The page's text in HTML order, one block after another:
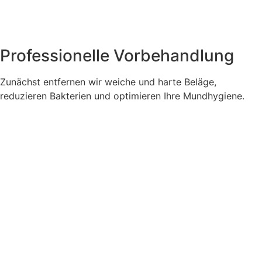
Professionelle Vorbehandlung
Zunächst entfernen wir weiche und harte Beläge,
reduzieren Bakterien und optimieren Ihre Mundhygiene.